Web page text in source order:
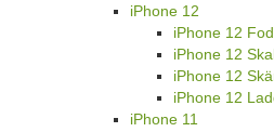
iPhone 12
iPhone 12
iPhone 12
iPhone 12
iPhone 12
iPhone 11